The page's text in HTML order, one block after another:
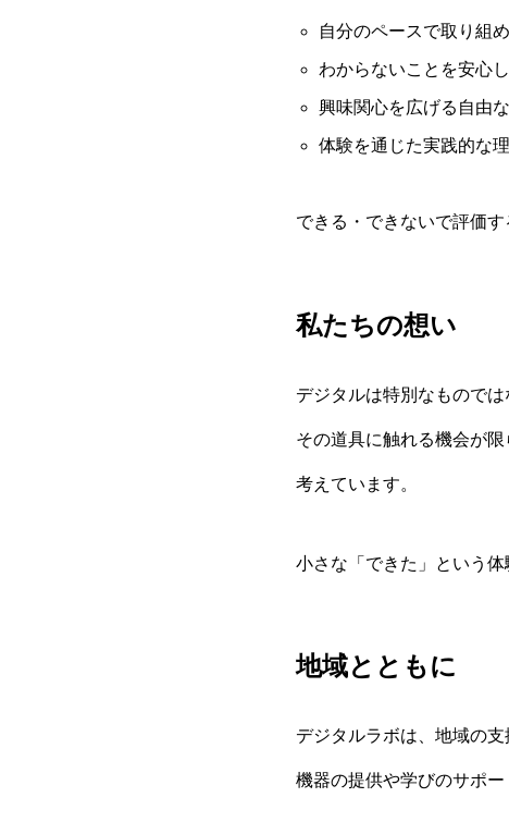
自分のペースで取り組
わからないことを安心
興味関心を広げる自由
体験を通じた実践的な
できる・できないで評価
私たちの想い
デジタルは特別なもので
その道具に触れる機会が
考えています。
小さな「できた」という
地域とともに
デジタルラボは、地域の
機器の提供や学びのサポ